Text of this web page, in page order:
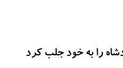
را به خود جلب کرد